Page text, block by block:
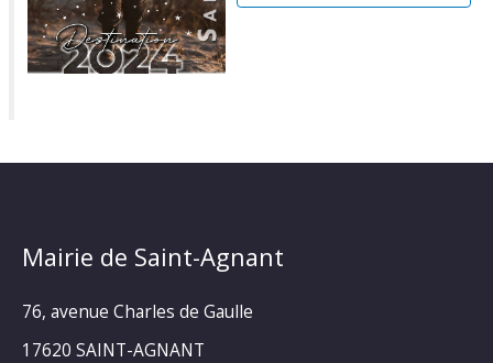
Mairie de Saint-Agnant
76, avenue Charles de Gaulle
17620 SAINT-AGNANT